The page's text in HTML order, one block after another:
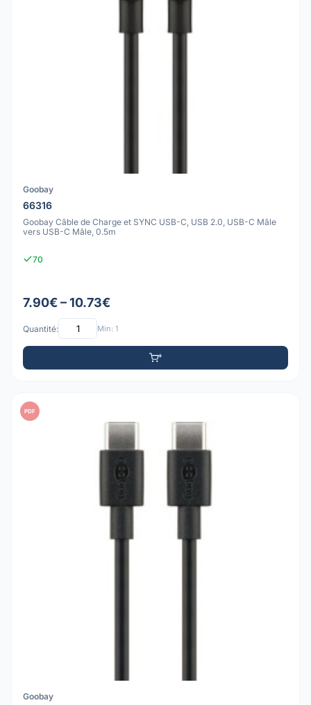
Goobay
66316
Goobay Câble de Charge et SYNC USB-C, USB 2.0, USB-C Mâle
vers USB-C Mâle, 0.5m
70
7.90€ – 10.73€
Quantité: Min: 1
PDF
Goobay